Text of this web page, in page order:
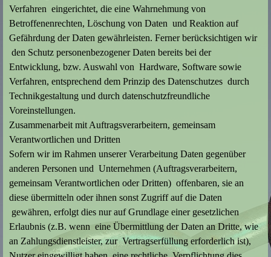
Verfahren eingerichtet, die eine Wahrnehmung von
Betroffenenrechten, Löschung von Daten und Reaktion auf
Gefährdung der Daten gewährleisten. Ferner berücksichtigen wir
den Schutz personenbezogener Daten bereits bei der
Entwicklung, bzw. Auswahl von Hardware, Software sowie
Verfahren, entsprechend dem Prinzip des Datenschutzes durch
Technikgestaltung und durch datenschutzfreundliche
Voreinstellungen.
Zusammenarbeit mit Auftragsverarbeitern, gemeinsam
Verantwortlichen und Dritten
Sofern wir im Rahmen unserer Verarbeitung Daten gegenüber
anderen Personen und Unternehmen (Auftragsverarbeitern,
gemeinsam Verantwortlichen oder Dritten) offenbaren, sie an
diese übermitteln oder ihnen sonst Zugriff auf die Daten
gewähren, erfolgt dies nur auf Grundlage einer gesetzlichen
Erlaubnis (z.B. wenn eine Übermittlung der Daten an Dritte, wie
an Zahlungsdienstleister, zur Vertragserfüllung erforderlich ist),